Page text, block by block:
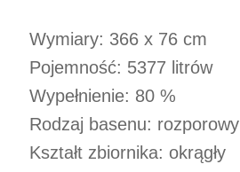
Wymiary: 366 x 76 cm
Pojemność: 5377 litrów
Wypełnienie: 80 %
Rodzaj basenu: rozporowy
Kształt zbiornika: okrągły